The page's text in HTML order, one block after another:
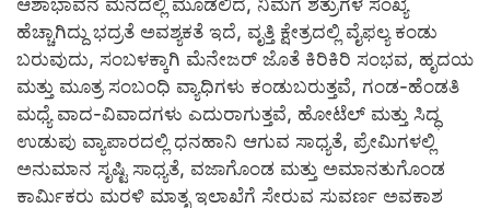
ಹೆಚ್ಚಾಗಿದ್ದು ಭದ್ರತೆ ಅವಶ್ಯಕತೆ ಇದೆ, ವೃತ್ತಿ ಕ್ಷೇತ್ರದಲ್ಲಿ ವೈಫಲ್ಯ ಕಂಡು
ಬರುವುದು, ಸಂಬಳಕ್ಕಾಗಿ ಮೆನೇಜರ್ ಜೊತೆ ಕಿರಿಕಿರಿ ಸಂಭವ, ಹೃದಯ
ಮತ್ತು ಮೂತ್ರ ಸಂಬಂಧಿ ವ್ಯಾಧಿಗಳು ಕಂಡುಬರುತ್ತವೆ, ಗಂಡ-ಹೆಂಡತಿ
ಮಧ್ಯೆ ವಾದ-ವಿವಾದಗಳು ಎದುರಾಗುತ್ತವೆ, ಹೋಟೆಲ್ ಮತ್ತು ಸಿದ್ಧ
ಉಡುಪು ವ್ಯಾಪಾರದಲ್ಲಿ ಧನಹಾನಿ ಆಗುವ ಸಾಧ್ಯತೆ, ಪ್ರೇಮಿಗಳಲ್ಲಿ
ಅನುಮಾನ ಸೃಷ್ಟಿ ಸಾಧ್ಯತೆ, ವಜಾಗೊಂಡ ಮತ್ತು ಅಮಾನತುಗೊಂಡ
ಕಾರ್ಮಿಕರು ಮರಳಿ ಮಾತೃ ಇಲಾಖೆಗೆ ಸೇರುವ ಸುವರ್ಣ ಅವಕಾಶ